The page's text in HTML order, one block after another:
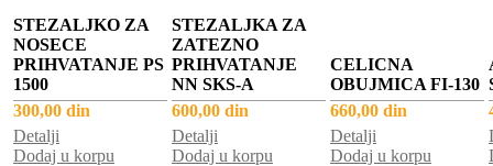
STEZALJKO ZA
NOSECE
PRIHVATANJE PS
1500
300,00 din
Detalji
Dodaj u korpu
STEZALJKA ZA
ZATEZNO
PRIHVATANJE
NN SKS-A
600,00 din
Detalji
Dodaj u korpu
CELICNA
OBUJMICA FI-130
660,00 din
Detalji
Dodaj u korpu